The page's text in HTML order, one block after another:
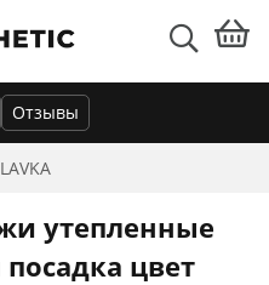
LAVKA
Отзывы
утепленные
цвет